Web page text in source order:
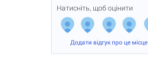
Натисніть, щоб оцінити
Додати відгук про це місце